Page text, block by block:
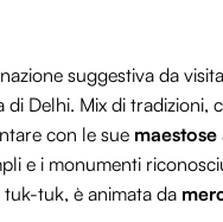
suggestiva da
Delhi. Mix di tradizioni,
con le sue
e i monumenti
tuk, è animata da